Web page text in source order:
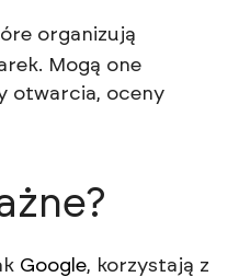
organizują
Mogą one
otwarcia, oceny
Google, korzystają z